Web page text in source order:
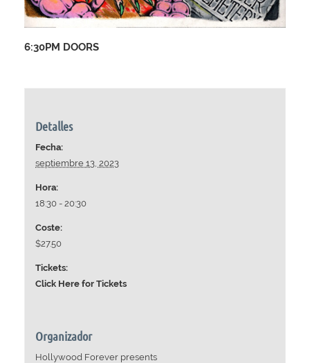
6:30PM DOORS
Detalles
Fecha:
septiembre 13, 2023
Hora:
18:30 - 20:30
Coste:
$27.50
Tickets:
Click Here for Tickets
Organizador
Hollywood Forever presents